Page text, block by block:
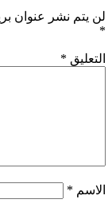
لن يتم نشر عنوان
*
التعليق *
الاسم *